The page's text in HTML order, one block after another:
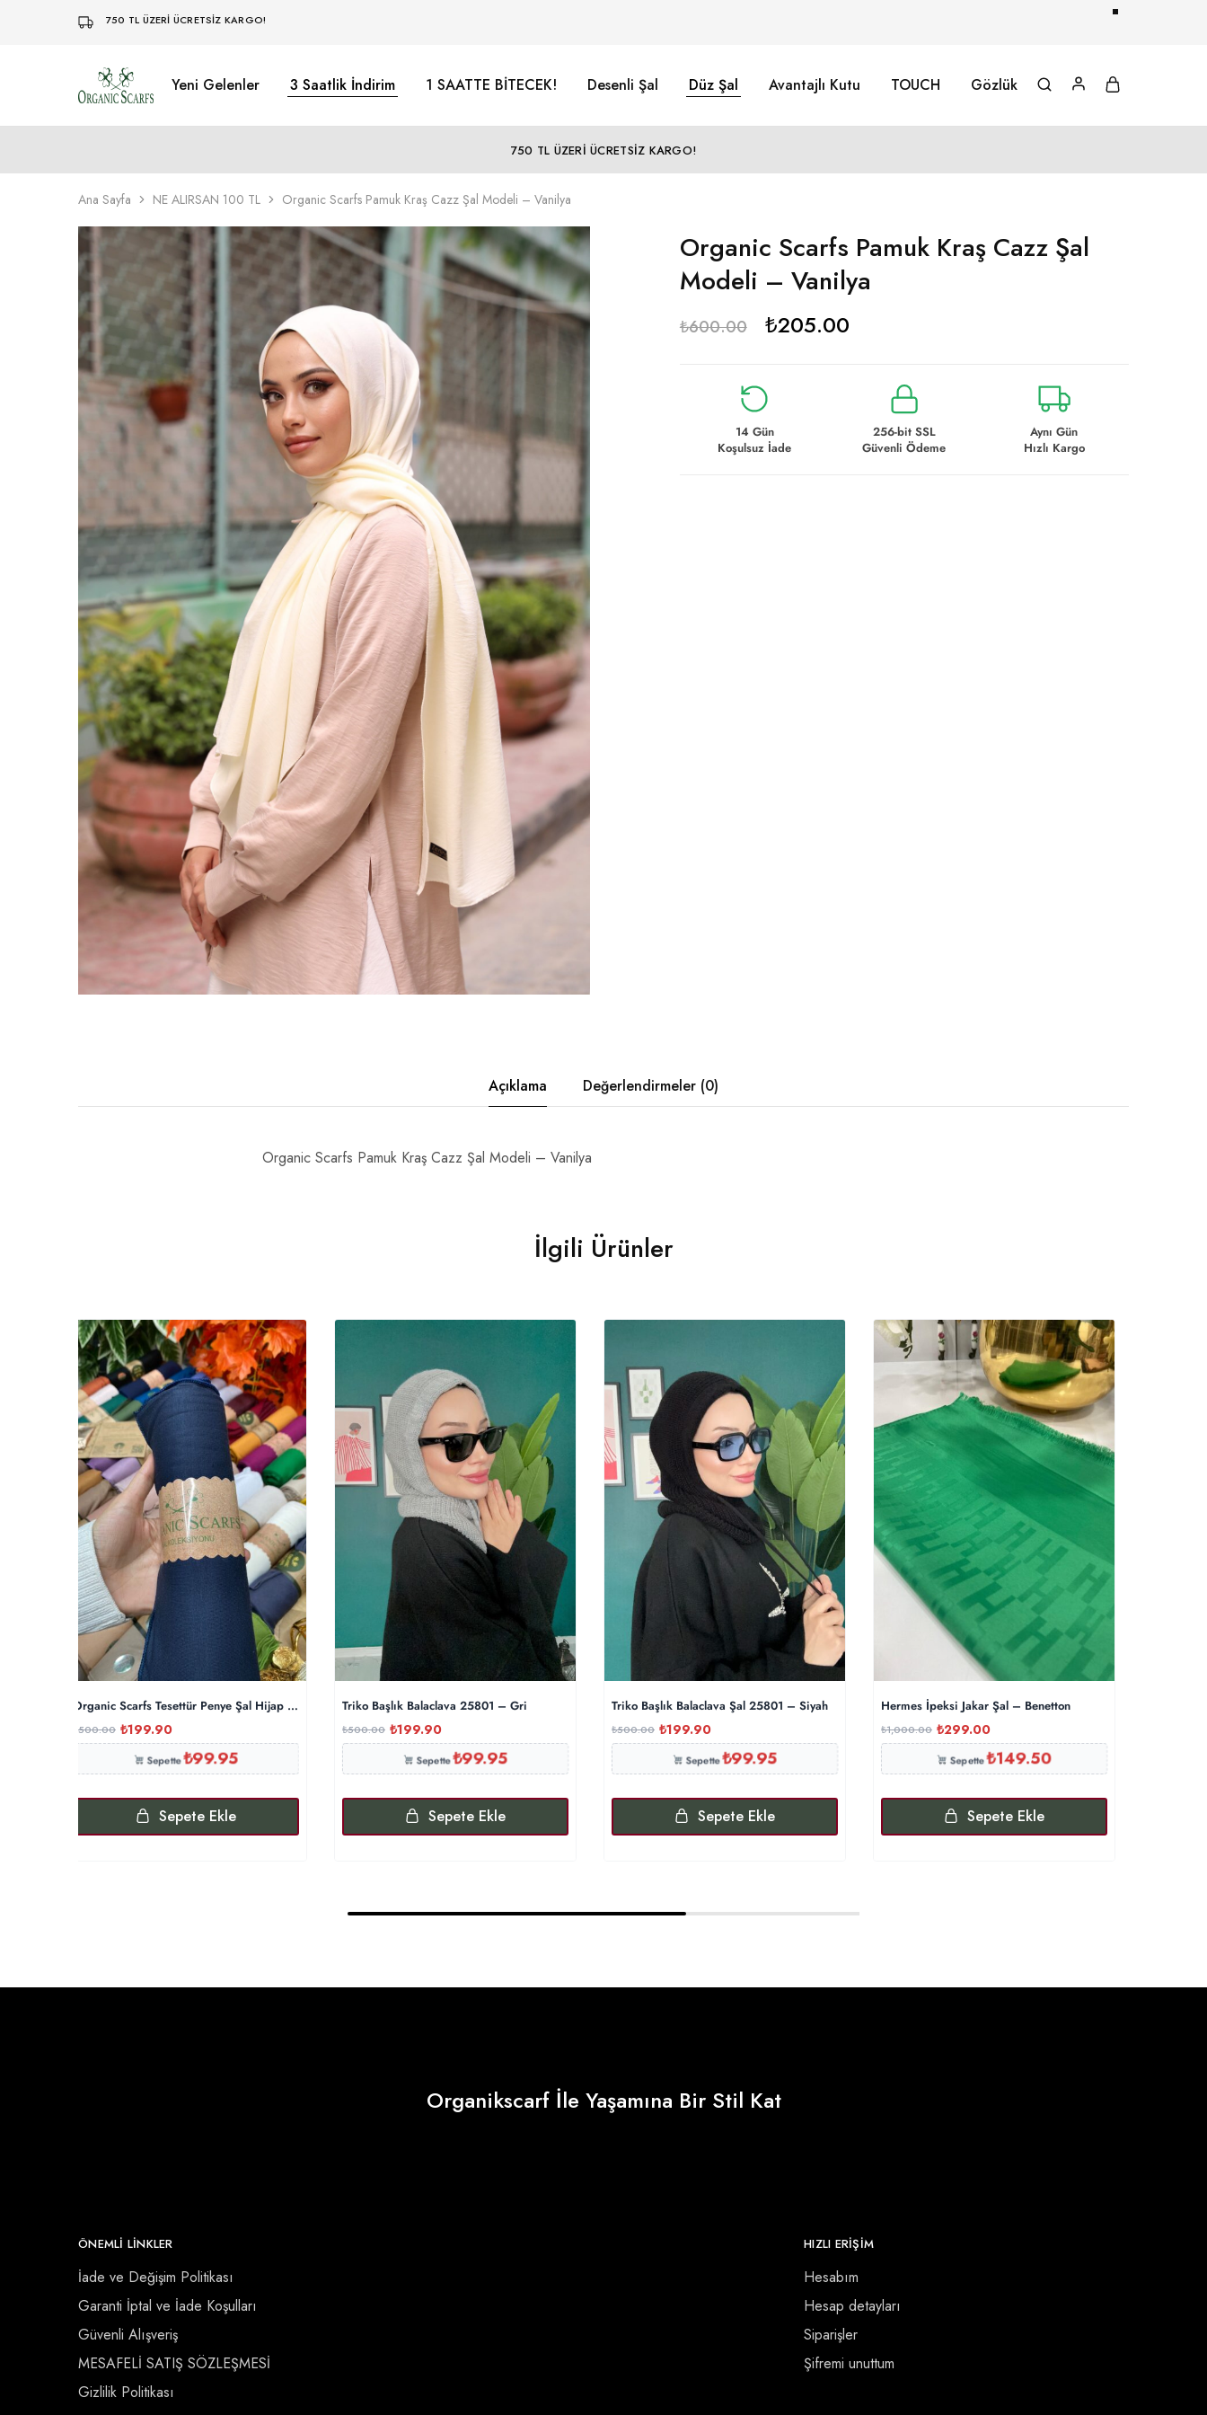
750 TL ÜZERİ ÜCRETSİZ KARGO!
Organikscarf Yeni Gelenler 3 Saatlik İndirim 1 SAATTE BİTECEK! Desenli Şal Düz Şal Avantajlı Kutu TOUCH Gözlük
750 TL ÜZERİ ÜCRETSİZ KARGO!
Ana Sayfa NE ALIRSAN 100 TL Organic Scarfs Pamuk Kraş Cazz Şal Modeli – Vanilya
Organic Scarfs Pamuk Kraş Cazz Şal
Modeli – Vanilya
₺600.00 ₺205.00
14 Gün
Koşulsuz İade
256-bit SSL
Güvenli Ödeme
Aynı Gün
Hızlı Kargo
Açıklama Değerlendirmeler (0)
Organic Scarfs Pamuk Kraş Cazz Şal Modeli – Vanilya
İlgili Ürünler
Organic Scarfs Tesettür Penye Şal Hijap Modeli – Gece Mavisi
500.00 ₺199.90
Sepette₺99.95
Sepete Ekle
Triko Başlık Balaclava 25801 – Gri
₺500.00 ₺199.90
Sepette₺99.95
Sepete Ekle
Triko Başlık Balaclava Şal 25801 – Siyah
₺500.00 ₺199.90
Sepette₺99.95
Sepete Ekle
Hermes İpeksi Jakar Şal – Benetton
₺1,000.00 ₺299.00
Sepette₺149.50
Sepete Ekle
Organikscarf İle Yaşamına Bir Stil Kat
ÖNEMLI LINKLER
İade ve Değişim Politikası
Garanti İptal ve İade Koşulları
Güvenli Alışveriş
MESAFELİ SATIŞ SÖZLEŞMESİ
Gizlilik Politikası
HIZLI ERİŞİM
Hesabım
Hesap detayları
Siparişler
Şifremi unuttum